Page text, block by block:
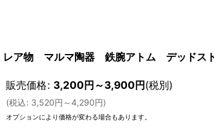
レア物 マルマ陶器 鉄腕アトム デッドス
販売価格: 3,200円～3,900円(税別)
(税込: 3,520円 ～4,290円)
オプションにより価格が変わる場合もあります。